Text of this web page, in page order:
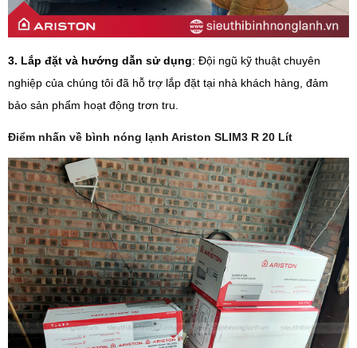
3. Lắp đặt và hướng dẫn sử dụng: Đội ngũ kỹ thuật chuyên
nghiệp của chúng tôi đã hỗ trợ lắp đặt tại nhà khách hàng, đảm
bảo sản phẩm hoạt động trơn tru.
Điểm nhấn về bình nóng lạnh Ariston SLIM3 R 20 Lít